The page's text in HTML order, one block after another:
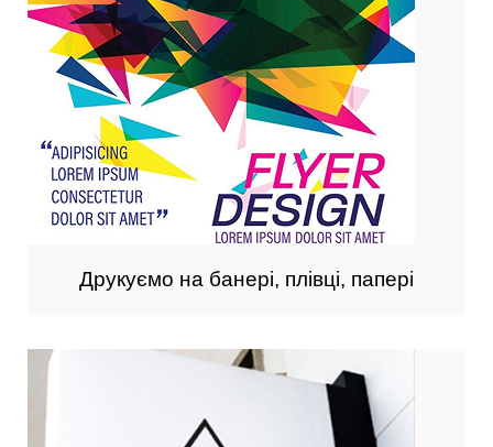
Друкуємо на банері, плівці, папері